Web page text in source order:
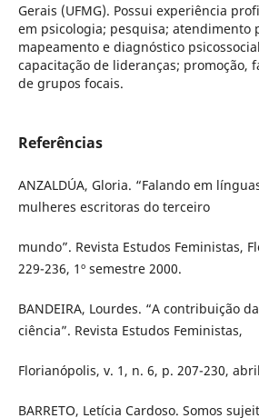
Gerais (UFMG). Possui experiência
em psicologia; pesquisa; atendimento
mapeamento e diagnóstico
capacitação de lideranças; promoção,
de grupos focais.
Referências
ANZALDÚA, Gloria. “Falando em
mulheres escritoras do terceiro
mundo”. Revista Estudos Feministas,
229-236, 1º semestre 2000.
BANDEIRA, Lourdes. “A contribuição
ciência”. Revista Estudos Feministas,
Florianópolis, v. 1, n. 6, p. 207-230,
BARRETO, Letícia Cardoso. Somos